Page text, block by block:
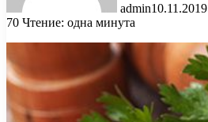
admin10.11.2019
70 Чтение: одна минута